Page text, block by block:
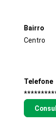
Bairro
Centro
Telefone